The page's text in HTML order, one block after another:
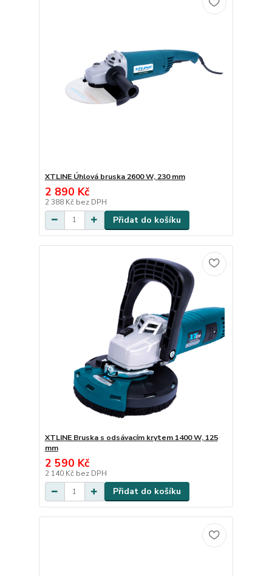
XTLINE Úhlová bruska 2600 W, 230 mm
2 890 Kč
2 388 Kč bez DPH
Přidat do košíku
XTLINE Bruska s odsávacím krytem 1400 W, 125
mm
2 590 Kč
2 140 Kč bez DPH
Přidat do košíku